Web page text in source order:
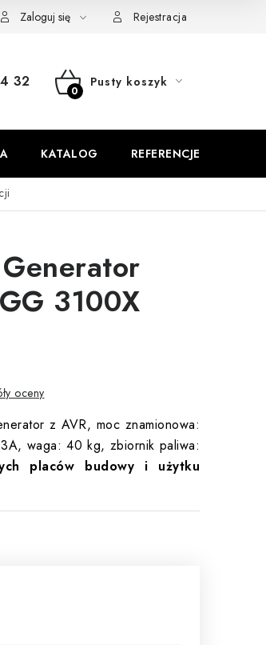
FAQ Kontakt Serwis
Zaloguj się Rejestracja
32
KOSZYK
Pusty koszyk
KATALOG REFERENCJE
3100X
oceny
z AVR, moc znamionowa:
waga: 40 kg, zbiornik paliwa:
placów budowy i użytku